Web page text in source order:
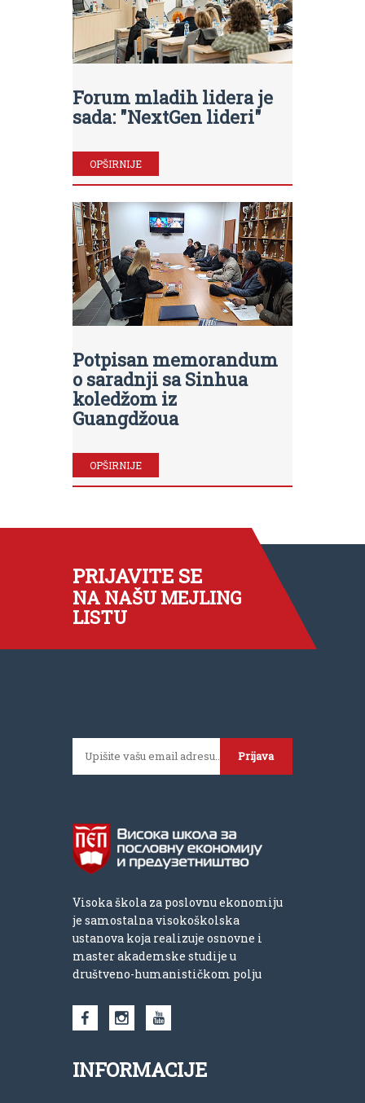
Forum mladih lidera je
sada: "NextGen lideri"
OPŠIRNIJE
Potpisan memorandum
o saradnji sa Sinhua
koledžom iz
Guangdžoua
OPŠIRNIJE
PRIJAVITE SE
NA NAŠU MEJLING
LISTU
Prijava
Visoka škola za poslovnu ekonomiju
je samostalna visokoškolska
ustanova koja realizuje osnovne i
master akademske studije u
društveno-humanističkom polju
INFORMACIJE